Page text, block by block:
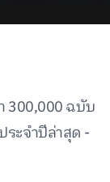
300,000 ฉบับ
ะจำปีล่าสุด -